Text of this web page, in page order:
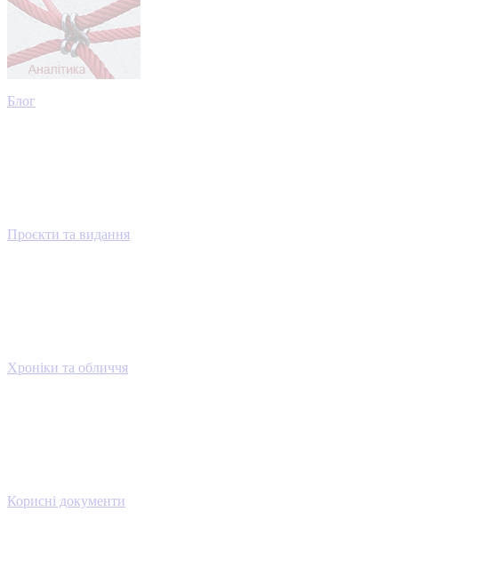
Блог
Проєкти та видання
Хроніки та обличчя
Корисні документи